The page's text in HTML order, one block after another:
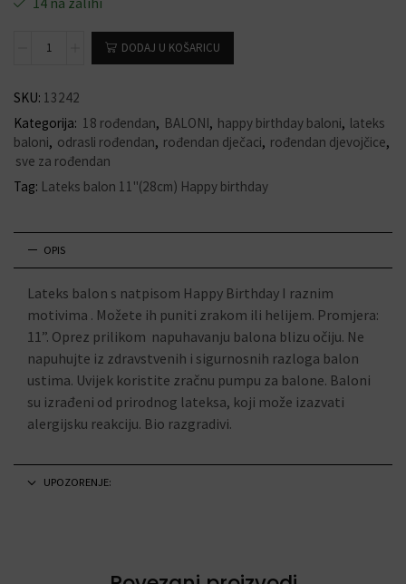
DODAJ U KOŠARICU
SKU: 13242
Kategorija: 18 rođendan, BALONI, happy birthday baloni, lateks
baloni, odrasli rođendan, rođendan dječaci, rođendan djevojčice,
sve za rođendan
Tag: Lateks balon 11"(28cm) Happy birthday
OPIS
Lateks balon s natpisom Happy Birthday I raznim
motivima . Možete ih puniti zrakom ili helijem. Promjera:
11”. Oprez prilikom napuhavanju balona blizu očiju. Ne
napuhujte iz zdravstvenih i sigurnosnih razloga balon
ustima. Uvijek koristite zračnu pumpu za balone. Baloni
su izrađeni od prirodnog lateksa, koji može izazvati
alergijsku reakciju. Bio razgradivi.
UPOZORENJE: